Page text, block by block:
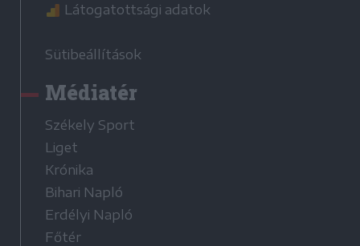
Látogatottsági adatok
Sütibeállítások
Médiatér
Székely Sport
Liget
Krónika
Bihari Napló
Erdélyi Napló
Főtér